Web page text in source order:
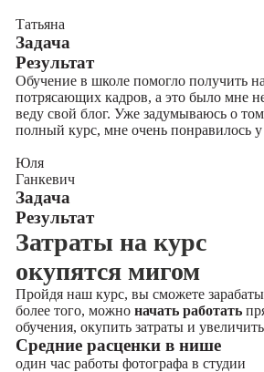
Татьяна
Задача
Результат
Обучение в школе помогло получить
потрясающих кадров, а это было мне
веду свой блог. Уже задумываюсь о
полный курс, мне очень понравилось у
Юля
Ганкевич
Задача
Результат
Затраты на курс
окупятся мигом
Пройдя наш курс, вы сможете
более того, можно начать работать
обучения, окупить затраты и
Cредние расценки в нише
один час работы фотографа в студии